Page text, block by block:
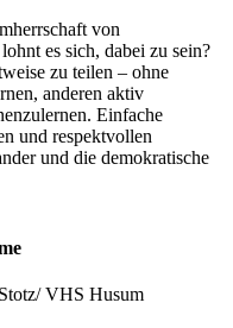
von
es sich, dabei zu sein?
zu teilen – ohne
anderen aktiv
Einfache
und respektvollen
und die demokratische
VHS Husum